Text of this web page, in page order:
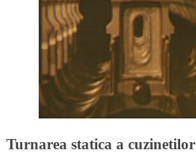
Turnarea statica a cuzinetilor